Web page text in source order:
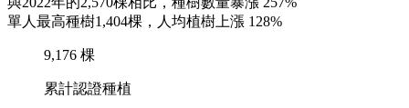
單人最高種樹1,404棵，人均植樹上漲 128%
9,176 棵
累計認證種植